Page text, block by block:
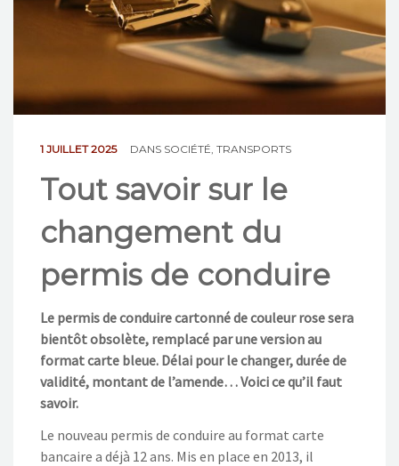
NOS ACTIONS
1 JUILLET 2025 DANS SOCIÉTÉ TRANSPORTS
Tout savoir sur le
changement du
permis de conduire
Le permis de conduire cartonné de couleur rose sera
bientôt obsolète, remplacé par une version au
format carte bleue. Délai pour le changer, durée de
validité, montant de l’amende… Voici ce qu’il faut
savoir.
Le nouveau permis de conduire au format carte
bancaire a déjà 12 ans. Mis en place en 2013, il